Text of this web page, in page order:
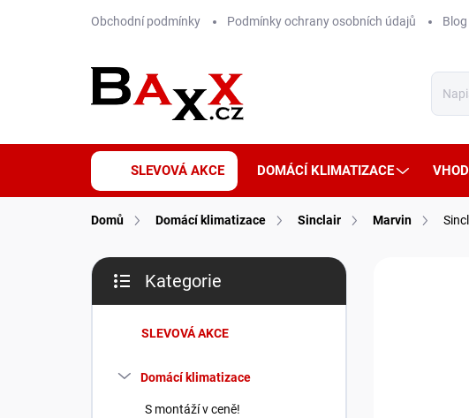
Obchodní podmínky Podmínky ochrany osobních údajů Blog
SLEVOVÁ AKCE DOMÁCÍ KLIMATIZACE
Domů Domácí klimatizace Sinclair Marvin
P
s
kategorie
Kategorie
SLEVOVÁ AKCE
Domácí klimatizace
S montáží v ceně!